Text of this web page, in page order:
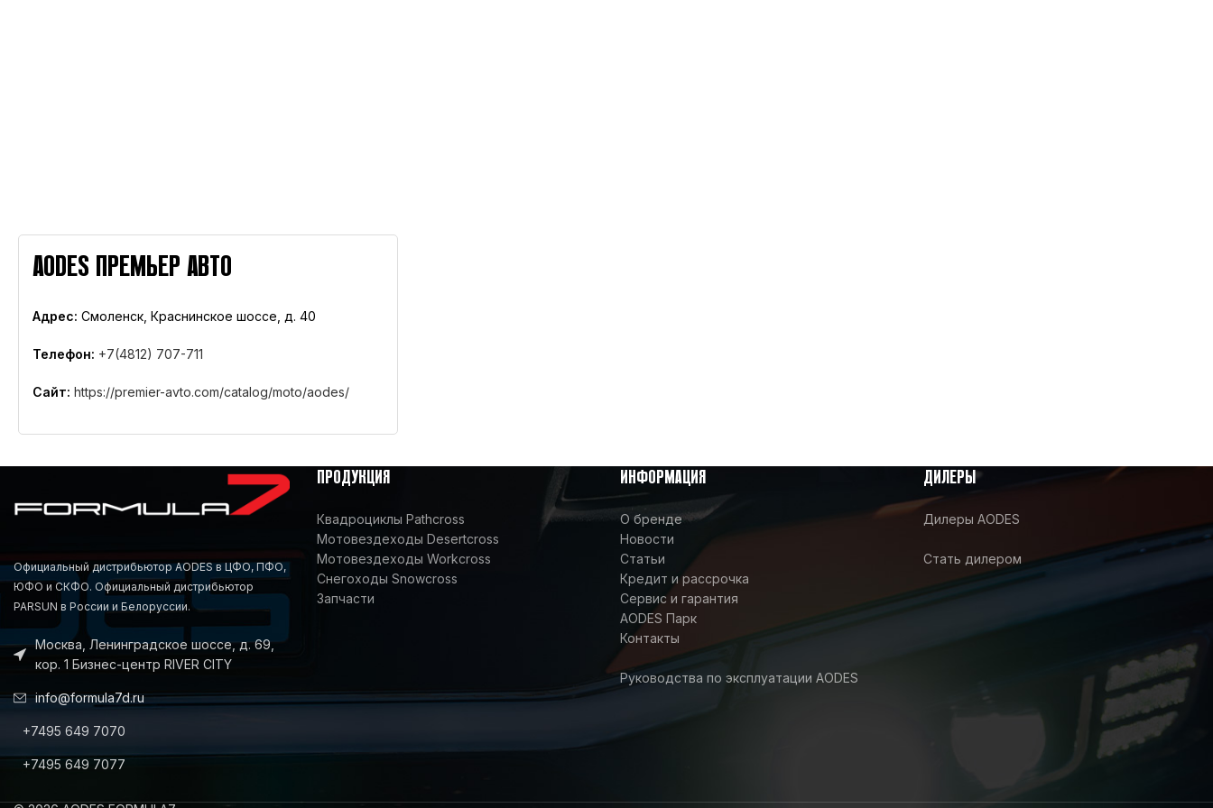
AODES ПРЕМЬЕР АВТО
Адрес: Смоленск, Краснинское шоссе, д. 40
Телефон: +7(4812) 707-711
Сайт: https://premier-avto.com/catalog/moto/aodes/
Официальный дистрибьютор AODES в ЦФО, ПФО,
ЮФО и СКФО. Официальный дистрибьютор
PARSUN в России и Белоруссии.
Москва, Ленинградское шоссе, д. 69,
кор. 1 Бизнес-центр RIVER CITY
info@formula7d.ru
+7495 649 7070
+7495 649 7077
ПРОДУКЦИЯ
Квадроциклы Pathcross
Мотовездеходы Desertcross
Мотовездеходы Workcross
Снегоходы Snowcross
Запчасти
ИНФОРМАЦИЯ
О бренде
Новости
Статьи
Кредит и рассрочка
Сервис и гарантия
AODES Парк
Контакты
Руководства по эксплуатации AODES
ДИЛЕРЫ
Дилеры AODES
Стать дилером